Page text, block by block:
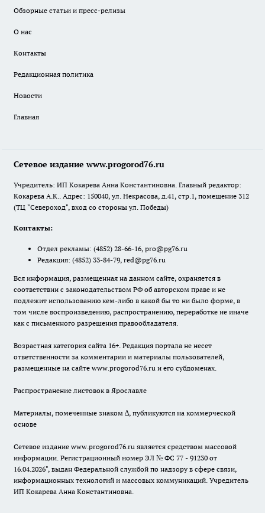
Обзорные статьи и пресс-релизы
О нас
Контакты
Редакционная политика
Новости
Главная
Сетевое издание www.progorod76.ru
Учредитель: ИП Кокарева Анна Константиновна. Главный редактор:
Кокарева А.К.. Адрес: 150040, ул. Некрасова, д.41, стр.1, помещение 312
(ТЦ "Североход", вход со стороны ул. Победы)
Контакты:
Отдел рекламы: (4852) 28-66-16, pro@pg76.ru
Редакция: (4852) 33-84-79, red@pg76.ru
Вся информация, размещенная на данном сайте, охраняется в
соответствии с законодательством РФ об авторском праве и не
подлежит использованию кем-либо в какой бы то ни было форме, в
том числе воспроизведению, распространению, переработке не иначе
как с письменного разрешения правообладателя.
Возрастная категория сайта 16+. Редакция портала не несет
ответственности за комментарии и материалы пользователей,
размещенные на сайте www.progorod76.ru и его субдоменах.
Распространение листовок в Ярославле
Материалы, помеченные знаком ∆, публикуются на коммерческой
основе
Сетевое издание www.progorod76.ru является средством массовой
информации. Регистрационный номер ЭЛ № ФС 77 - 91230 от
16.04.2026", выдан Федеральной службой по надзору в сфере связи,
информационных технологий и массовых коммуникаций. Учредитель
ИП Кокарева Анна Константиновна.